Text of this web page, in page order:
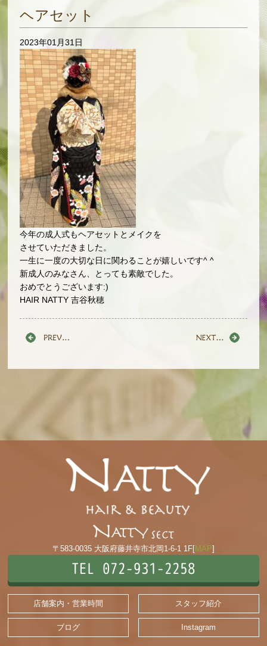
ヘアセット
2023年01月31日
今年の成人式もヘアセットとメイクを
させていただきました。
一生に一度の大切な日に関わることが嬉しいです^ ^
新成人のみなさん、とっても素敵でした。
おめでとうございます:)
HAIR NATTY 吉谷秋穂
〒583-0035 大阪府藤井寺市北岡1-6-1 1F[MAP]
TEL 072-931-2258
店舗案内・営業時間 スタッフ紹介
ブログ Instagram